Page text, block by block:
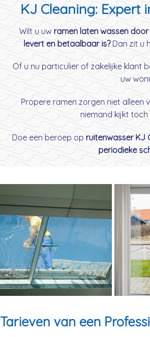
KJ Cleaning: Expert
Wilt u uw ramen laten wassen
levert en betaalbaar is?Dan zit u
Of u nu particulier of zakelijke klant
uw
Propere ramen zorgen niet alleen
niemand kijkt
Doe een beroep op ruitenwasser KJ
periodieke
Tarieven van een